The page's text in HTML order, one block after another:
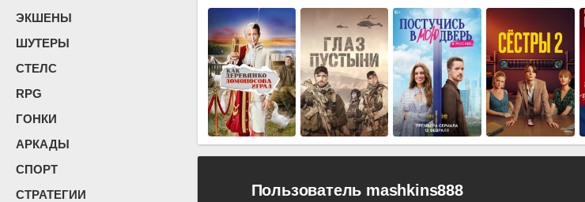
ЭКШЕНЫ
ШУТЕРЫ
СТЕЛС
RPG
ГОНКИ
АРКАДЫ
СПОРТ
СТРАТЕГИИ
Пользователь mashkins888